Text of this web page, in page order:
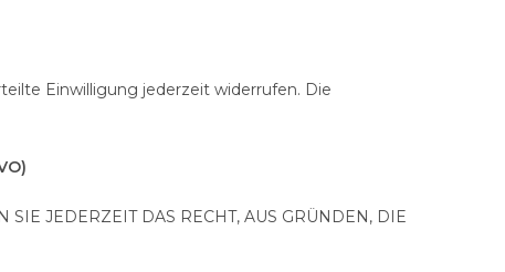
Einwilligung jederzeit widerrufen. Die
SIE JEDERZEIT DAS RECHT, AUS GRÜNDEN, DIE